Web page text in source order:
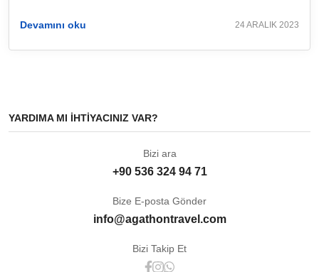
Devamını oku 24 ARALIK 2023
YARDIMA MI IHTIYACINIZ VAR?
Bizi ara
+90 536 324 94 71
Bize E-posta Gönder
info@agathontravel.com
Bizi Takip Et